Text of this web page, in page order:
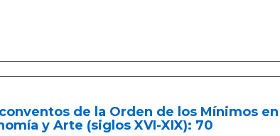
de la Orden de los Mínimos
y Arte (siglos XVI-XIX): 70